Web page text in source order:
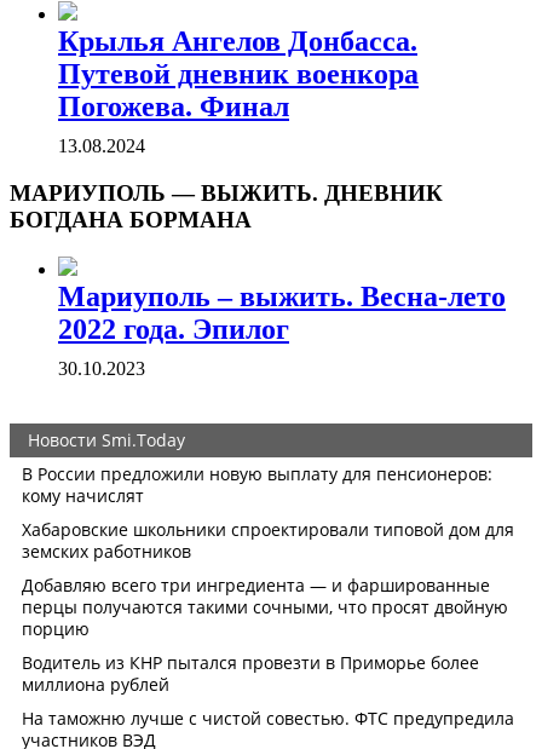
Крылья Ангелов Донбасса.
Путевой дневник военкора
Погожева. Финал
13.08.2024
МАРИУПОЛЬ — ВЫЖИТЬ. ДНЕВНИК
БОГДАНА БОРМАНА
Мариуполь – выжить. Весна-лето
2022 года. Эпилог
30.10.2023